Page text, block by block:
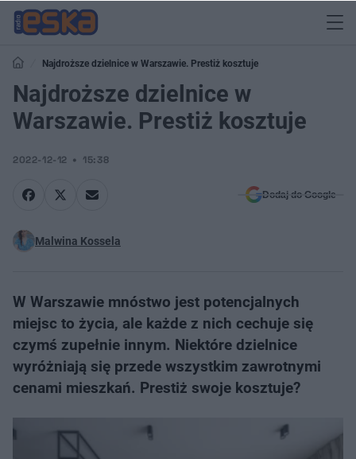
Najdroższe dzielnice w Warszawie. Prestiż kosztuje
Najdroższe dzielnice w
Warszawie. Prestiż kosztuje
2022-12-12 15:38
Dodaj do Google
Malwina Kossela
W Warszawie mnóstwo jest potencjalnych
miejsc to życia, ale każde z nich cechuje się
czymś zupełnie innym. Niektóre dzielnice
wyróżniają się przede wszystkim zawrotnymi
cenami mieszkań. Prestiż swoje kosztuje?